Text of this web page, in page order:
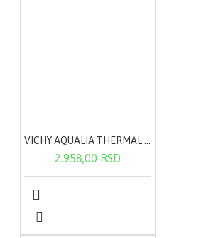
2.958,00 RSD